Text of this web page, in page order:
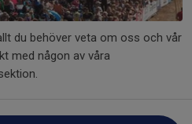
du behöver veta om oss och vår
med någon av våra